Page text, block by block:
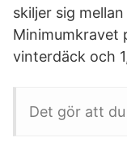
skiljer sig
Minimumkravet
vinterdäck och
Det gör att